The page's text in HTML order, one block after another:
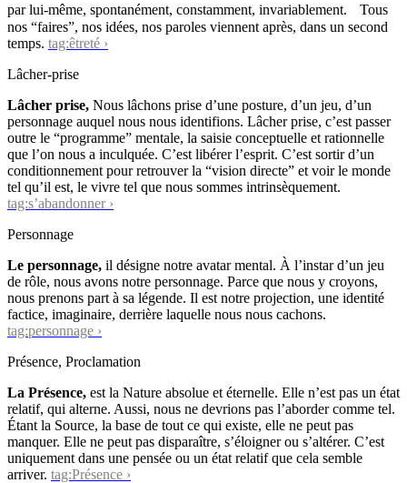
par lui-même, spontanément, constamment, invariablement. Tous
nos “faires”, nos idées, nos paroles viennent après, dans un second
temps. tag:êtreté ›
Lâcher-prise
Lâcher prise, Nous lâchons prise d’une posture, d’un jeu, d’un
personnage auquel nous nous identifions. Lâcher prise, c’est passer
outre le “programme” mentale, la saisie conceptuelle et rationnelle
que l’on nous a inculquée. C’est libérer l’esprit. C’est sortir d’un
conditionnement pour retrouver la “vision directe” et voir le monde
tel qu’il est, le vivre tel que nous sommes intrinsèquement.
tag:s’abandonner ›
Personnage
Le personnage, il désigne notre avatar mental. À l’instar d’un jeu
de rôle, nous avons notre personnage. Parce que nous y croyons,
nous prenons part à sa légende. Il est notre projection, une identité
factice, imaginaire, derrière laquelle nous nous cachons.
tag:personnage ›
Présence, Proclamation
La Présence, est la Nature absolue et éternelle. Elle n’est pas un état
relatif, qui alterne. Aussi, nous ne devrions pas l’aborder comme tel.
Étant la Source, la base de tout ce qui existe, elle ne peut pas
manquer. Elle ne peut pas disparaître, s’éloigner ou s’altérer. C’est
uniquement dans une pensée ou un état relatif que cela semble
arriver. tag:Présence ›